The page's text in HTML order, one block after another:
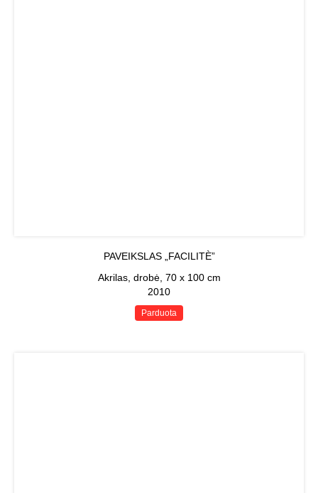
PAVEIKSLAS „FACILITÈ”
Akrilas, drobė, 70 x 100 cm
2010
Parduota